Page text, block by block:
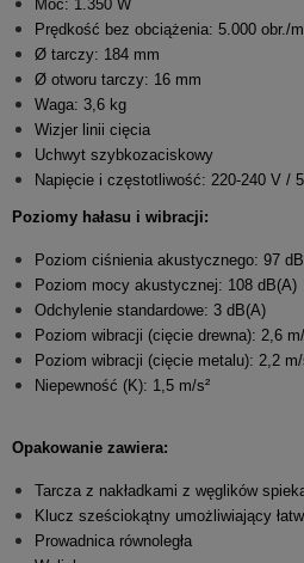
Moc: 1.350 W
Prędkość bez obciążenia: 5.000 obr./
Ø tarczy: 184 mm
Ø otworu tarczy: 16 mm
Waga: 3,6 kg
Wizjer linii cięcia
Uchwyt szybkozaciskowy
Napięcie i częstotliwość: 220-240 V /
Poziomy hałasu i wibracji:
Poziom ciśnienia akustycznego: 97
Poziom mocy akustycznej: 108 dB(A)
Odchylenie standardowe: 3 dB(A)
Poziom wibracji (cięcie drewna): 2,6
Poziom wibracji (cięcie metalu): 2,2 m/
Niepewność (K): 1,5 m/s²
Opakowanie zawiera:
Tarcza z nakładkami z węglików
Klucz sześciokątny umożliwiający
Prowadnica równoległa